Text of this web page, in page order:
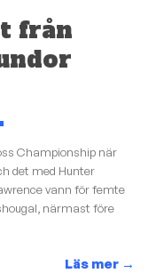
från
Championship när
det med Hunter
vann för femte
närmast före
Läs mer →